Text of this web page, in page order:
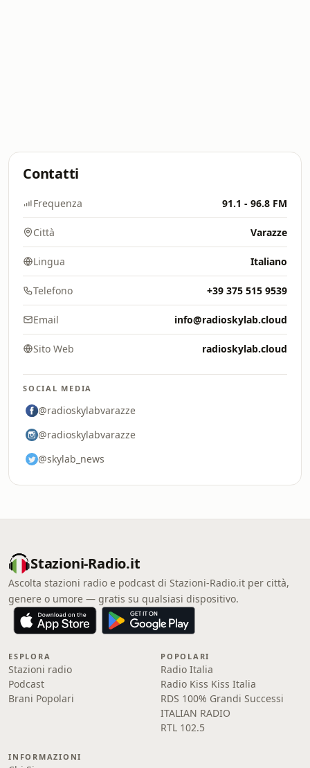
Contatti
Frequenza 91.1 - 96.8 FM
Città Varazze
Lingua Italiano
Telefono +39 375 515 9539
Email info@radioskylab.cloud
Sito Web radioskylab.cloud
SOCIAL MEDIA
@radioskylabvarazze
@radioskylabvarazze
@skylab_news
Stazioni-Radio.it
Ascolta stazioni radio e podcast di Stazioni-Radio.it per città,
genere o umore — gratis su qualsiasi dispositivo.
ESPLORA
Stazioni radio
Podcast
Brani Popolari
POPOLARI
Radio Italia
Radio Kiss Kiss Italia
RDS 100% Grandi Successi
ITALIAN RADIO
RTL 102.5
INFORMAZIONI